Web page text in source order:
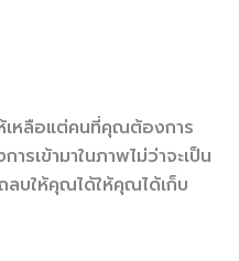
หลือแต่คนที่คุณต้องการ
เข้ามาในภาพไม่ว่าจะเป็น
ลบให้คุณได้ให้คุณได้เก็บ